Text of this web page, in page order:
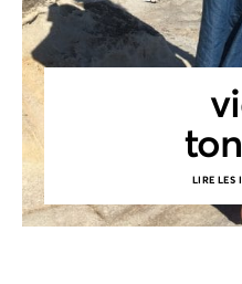
LIRE LES